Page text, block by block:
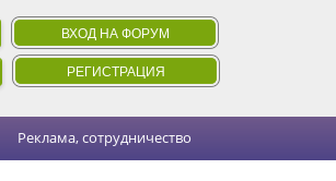
ВХОД НА ФОРУМ
РЕГИСТРАЦИЯ
Реклама, сотрудничество